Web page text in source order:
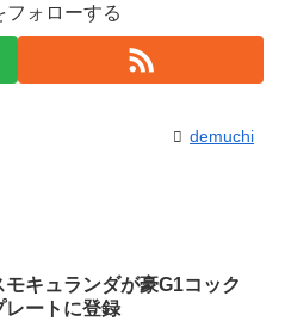
フォローする
demuchi
モキュランダが豪G1コック
レートに登録